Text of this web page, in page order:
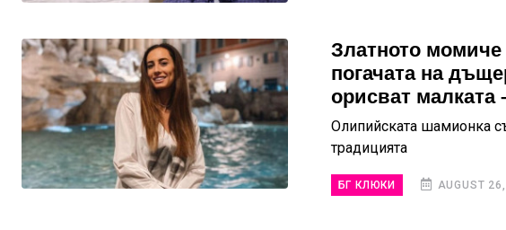
Златното
погачата на
орисват малката
Олипийската шамионка
традицията
БГ КЛЮКИ AUGUST